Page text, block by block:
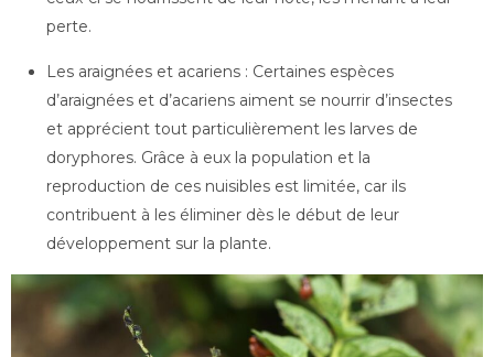
perte.
Les araignées et acariens : Certaines espèces
d’araignées et d’acariens aiment se nourrir d’insectes
et apprécient tout particulièrement les larves de
doryphores. Grâce à eux la population et la
reproduction de ces nuisibles est limitée, car ils
contribuent à les éliminer dès le début de leur
développement sur la plante.